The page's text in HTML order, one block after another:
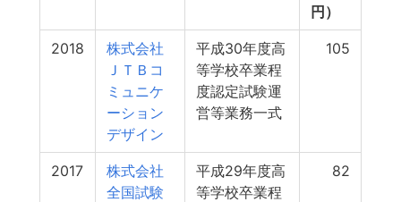
円）
2018
株式会社
ＪＴＢコ
ミュニケ
ーション
デザイン
平成30年度高
等学校卒業程
度認定試験運
営等業務一式
105
2017
株式会社
全国試験
平成29年度高
等学校卒業程
82